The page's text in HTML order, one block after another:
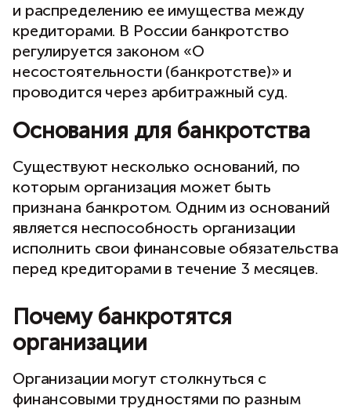
и распределению ее имущества между
кредиторами. В России банкротство
регулируется законом «О
несостоятельности (банкротстве)» и
проводится через арбитражный суд.
Основания для банкротства
Существуют несколько оснований, по
которым организация может быть
признана банкротом. Одним из оснований
является неспособность организации
исполнить свои финансовые обязательства
перед кредиторами в течение 3 месяцев.
Почему банкротятся
организации
Организации могут столкнуться с
финансовыми трудностями по разным